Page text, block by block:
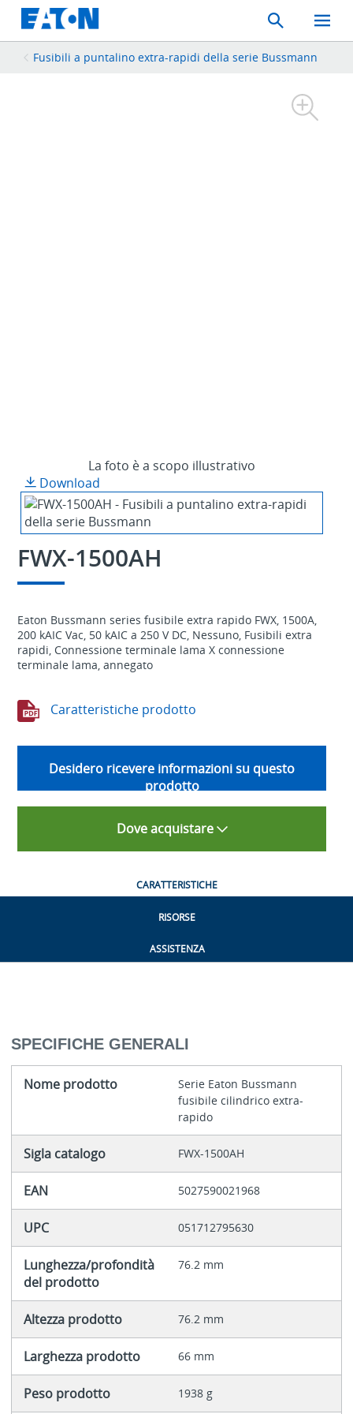
Search
Toggle
Mobile
Menu
Fusibili a puntalino extra-rapidi della serie Bussmann
La foto è a scopo illustrativo
Download
FWX-1500AH
Eaton Bussmann series fusibile extra rapido FWX, 1500A,
200 kAIC Vac, 50 kAIC a 250 V DC, Nessuno, Fusibili extra
rapidi, Connessione terminale lama X connessione
terminale lama, annegato
Caratteristiche prodotto
Desidero ricevere informazioni su questo
prodotto
Dove acquistare
CARATTERISTICHE
RISORSE
ASSISTENZA
SPECIFICHE GENERALI
Nome prodotto
Serie Eaton Bussmann
fusibile cilindrico extra-
rapido
Sigla catalogo FWX-1500AH
EAN 5027590021968
UPC 051712795630
Lunghezza/profondità
del prodotto
76.2 mm
Altezza prodotto 76.2 mm
Larghezza prodotto 66 mm
Peso prodotto 1938 g